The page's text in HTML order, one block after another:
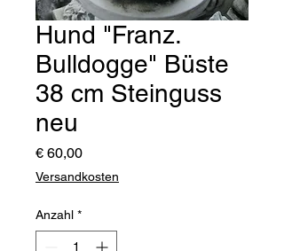
Hund "Franz.
Bulldogge" Büste
38 cm Steinguss
neu
€ 60,00Preis
Versandkosten
Anzahl *